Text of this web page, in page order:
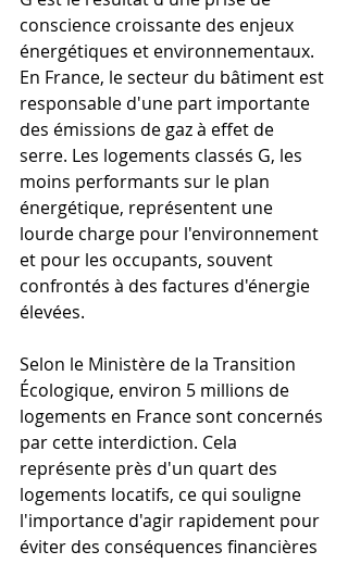
conscience croissante des enjeux
énergétiques et environnementaux.
En France, le secteur du bâtiment est
responsable d'une part importante
des émissions de gaz à effet de
serre. Les logements classés G, les
moins performants sur le plan
énergétique, représentent une
lourde charge pour l'environnement
et pour les occupants, souvent
confrontés à des factures d'énergie
élevées.
Selon le Ministère de la Transition
Écologique, environ 5 millions de
logements en France sont concernés
par cette interdiction. Cela
représente près d'un quart des
logements locatifs, ce qui souligne
l'importance d'agir rapidement pour
éviter des conséquences financières